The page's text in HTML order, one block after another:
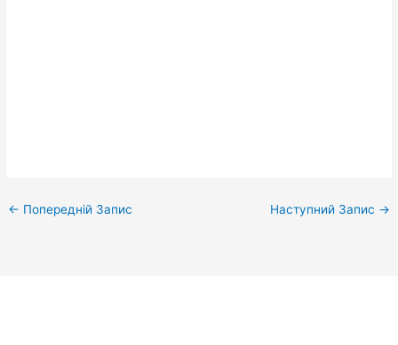
← Попередній Запис Наступний Запис →